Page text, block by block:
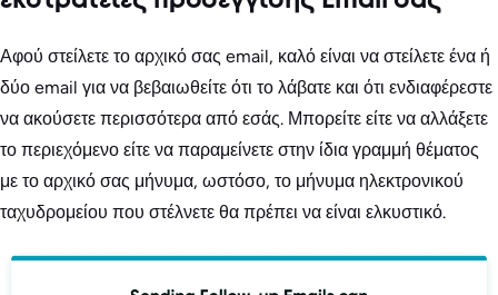
Αφού στείλετε το αρχικό σας email, καλό είναι να στείλετε ένα ή
δύο email για να βεβαιωθείτε ότι το λάβατε και ότι ενδιαφέρεστε
να ακούσετε περισσότερα από εσάς. Μπορείτε είτε να αλλάξετε
το περιεχόμενο είτε να παραμείνετε στην ίδια γραμμή θέματος
με το αρχικό σας μήνυμα, ωστόσο, το μήνυμα ηλεκτρονικού
ταχυδρομείου που στέλνετε θα πρέπει να είναι ελκυστικό.